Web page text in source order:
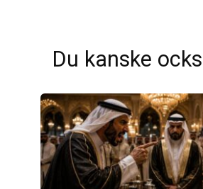
Du kanske